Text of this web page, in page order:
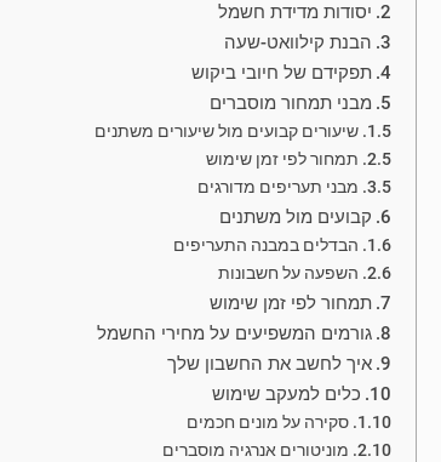
יסודות מדידת חשמל
הבנת קילוואט-שעה
תפקידם של חיובי ביקוש
מבני תמחור מוסברים
שיעורים קבועים מול שיעורים משתנים
תמחור לפי זמן שימוש
מבני תעריפים מדורגים
קבועים מול משתנים
הבדלים במבנה התעריפים
השפעה על חשבונות
תמחור לפי זמן שימוש
גורמים המשפיעים על מחירי החשמל
איך לחשב את החשבון שלך
כלים למעקב שימוש
סקירה על מונים חכמים
מוניטורים אנרגיה מוסברים